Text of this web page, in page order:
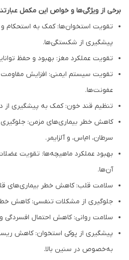
برخی از ویژگی‌ها و خواص این مکمل
تقویت استخوان‌ها: کمک به استحکام
پیشگیری از شکستگی‌ها.
تقویت عملکرد مغز: بهبود و حفظ
تقویت سیستم ایمنی: افزایش مقاومت
عفونت‌ها.
تنظیم قند خون: کمک به پیشگیری از
کاهش خطر بیماری‌های مزمن: جلوگیری
سرطان، ام‌اس، و آلزایمر.
بهبود عملکرد ماهیچه‌ها: تقویت
آن‌ها.
سلامت قلب: کاهش خطر بیماری‌های
جلوگیری از مشکلات تنفسی: کاهش خطر
سلامت روانی: کاهش احتمال افسردگی
پیشگیری از پوکی استخوان: کاهش
به‌خصوص در سنین بالا.